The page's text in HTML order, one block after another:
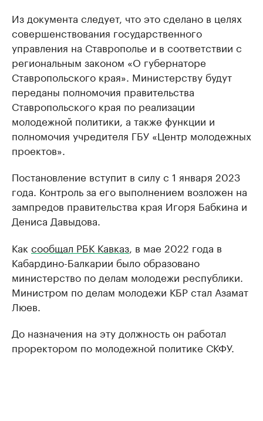
Из документа следует, что это сделано в целях
совершенствования государственного
управления на Ставрополье и в соответствии с
региональным законом «О губернаторе
Ставропольского края». Министерству будут
переданы полномочия правительства
Ставропольского края по реализации
молодежной политики, а также функции и
полномочия учредителя ГБУ «Центр молодежных
проектов».
Постановление вступит в силу с 1 января 2023
года. Контроль за его выполнением возложен на
зампредов правительства края Игоря Бабкина и
Дениса Давыдова.
Как сообщал РБК Кавказ, в мае 2022 года в
Кабардино-Балкарии было образовано
министерство по делам молодежи республики.
Министром по делам молодежи КБР стал Азамат
Люев.
До назначения на эту должность он работал
проректором по молодежной политике СКФУ.